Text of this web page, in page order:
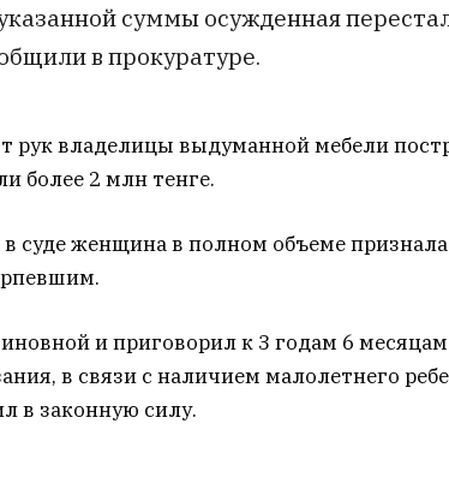
суммы осужденная
в прокуратуре.
рук владелицы выдуманной мебели
более 2 млн тенге.
суде женщина в полном объеме
и приговорил к 3 годам 6
в связи с наличием малолетнего
в законную силу.